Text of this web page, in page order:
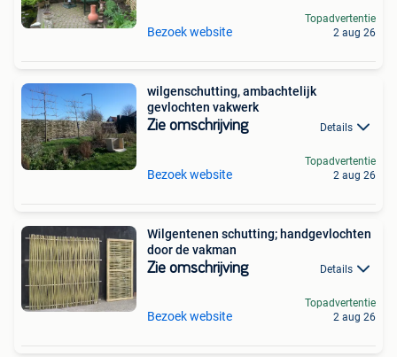
Bezoek website
Topadvertentie
2 aug 26
wilgenschutting, ambachtelijk
gevlochten vakwerk
Zie omschrijving Details
Bezoek website
Topadvertentie
2 aug 26
Wilgentenen schutting; handgevlochten
door de vakman
Zie omschrijving Details
Bezoek website
Topadvertentie
2 aug 26